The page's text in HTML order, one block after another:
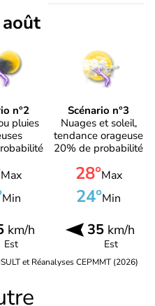
n°2
pluies
Max
Min
km/h
Est
Scénario n°3
Nuages et soleil,
tendance orageuse
20% de probabilité
28°Max
24°Min
35 km/h
Est
et Réanalyses CEPMMT (2026)